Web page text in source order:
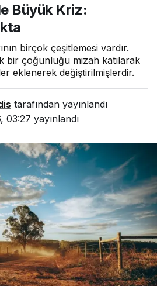
Yapımcılar Ayakta
Büyük Kriz:
birçok çeşitlemesi vardır.
bir çoğunluğu mizah katılarak
eklenerek değiştirilmişlerdir.
tarafından yayınlandı
03:27 yayınlandı